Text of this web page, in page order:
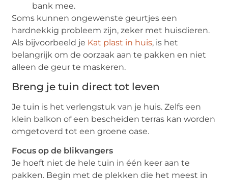
bank mee.
Soms kunnen ongewenste geurtjes een
hardnekkig probleem zijn, zeker met huisdieren.
Als bijvoorbeeld je Kat plast in huis, is het
belangrijk om de oorzaak aan te pakken en niet
alleen de geur te maskeren.
Breng je tuin direct tot leven
Je tuin is het verlengstuk van je huis. Zelfs een
klein balkon of een bescheiden terras kan worden
omgetoverd tot een groene oase.
Focus op de blikvangers
Je hoeft niet de hele tuin in één keer aan te
pakken. Begin met de plekken die het meest in